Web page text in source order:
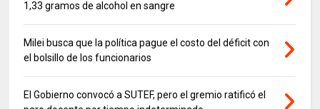
1,33 gramos de alcohol en sangre
Milei busca que la política pague el costo del déficit con
el bolsillo de los funcionarios
El Gobierno convocó a SUTEF, pero el gremio ratificó el